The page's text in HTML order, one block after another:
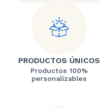
PRODUCTOS ÚNICOS
Productos 100%
personalizables